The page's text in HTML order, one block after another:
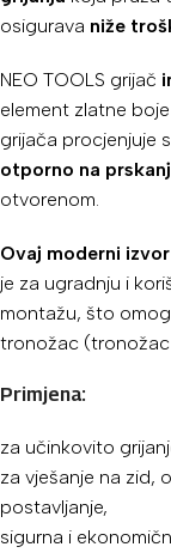
osigurava niže
NEO TOOLS grijač
element zlatne
grijača procjenjuje
otporno na
otvorenom.
Ovaj moderni
je za ugradnju i
montažu, što
tronožac (tronožac
Primjena:
za učinkovito
za vješanje na zid,
postavljanje,
sigurna i